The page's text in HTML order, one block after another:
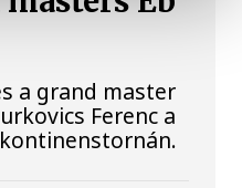
a grand master
Ferenc a